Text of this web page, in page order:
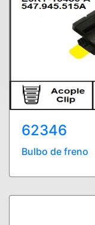
62346
Bulbo de freno